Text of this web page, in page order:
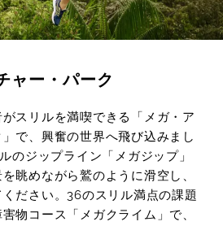
ャー・パーク
スリルを満喫できる「メガ・ア
で、興奮の世界へ飛び込みまし
のジップライン「メガジップ」
眺めながら鷲のように滑空し、
ださい。36のスリル満点の課題
物コース「メガクライム」で、